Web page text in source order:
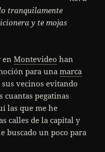
tranquilamente
y te mojas
enMontevideo han
para unamarca
vecinos evitando
cuantas pegatinas
las que me he
calles de la capital y
buscado un poco para